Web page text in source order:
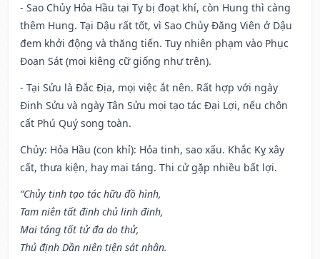
- Sao Chủy Hỏa Hầu tại Tỵ bị đoạt khí, còn Hung thì càng
thêm Hung. Tại Dậu rất tốt, vì Sao Chủy Đăng Viên ở Dậu
đem khởi động và thăng tiến. Tuy nhiên phạm vào Phục
Đoạn Sát (mọi kiêng cữ giống như trên).
- Tại Sửu là Đắc Địa, mọi việc ắt nên. Rất hợp với ngày
Đinh Sửu và ngày Tân Sửu mọi tạo tác Đại Lợi, nếu chôn
cất Phú Quý song toàn.
Chủy: Hỏa Hầu (con khỉ): Hỏa tinh, sao xấu. Khắc Kỵ xây
cất, thưa kiện, hay mai táng. Thi cử gặp nhiều bất lợi.
“Chủy tinh tạo tác hữu đồ hình,
Tam niên tất đinh chủ linh đinh,
Mai táng tốt tử đa do thử,
Thủ định Dần niên tiện sát nhân.